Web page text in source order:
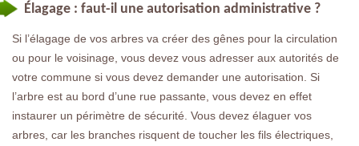
Élagage : faut-il une autorisation administrative ?
Si l’élagage de vos arbres va créer des gênes pour la circulation
ou pour le voisinage, vous devez vous adresser aux autorités de
votre commune si vous devez demander une autorisation. Si
l’arbre est au bord d’une rue passante, vous devez en effet
instaurer un périmètre de sécurité. Vous devez élaguer vos
arbres, car les branches risquent de toucher les fils électriques,